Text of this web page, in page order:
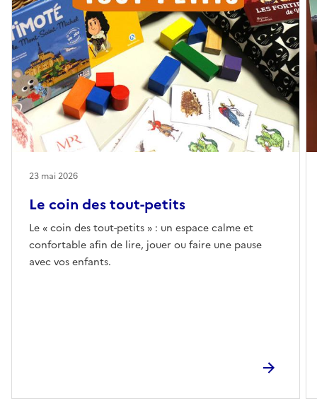
Le coin des tout-petits
Le « coin des tout-petits » : un espace calme et
confortable afin de lire, jouer ou faire une pause
avec vos enfants.
23 mai 2026